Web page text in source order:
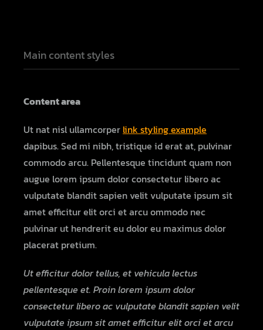
Main content styles
Content area
Ut nat nisl ullamcorper link styling example
dapibus. Sed mi nibh, tristique id erat at, pulvinar
commodo arcu. Pellentesque tincidunt quam non
augue lorem ipsum dolor consectetur libero ac
vulputate blandit sapien velit vulputate ipsum sit
amet efficitur elit orci et arcu ommodo nec
pulvinar ut hendrerit eu dolor eu maximus dolor
placerat pretium.
Ut efficitur dolor tellus, et vehicula lectus
pellentesque et. Proin lorem ipsum dolor
consectetur libero ac vulputate blandit sapien velit
vulputate ipsum sit amet efficitur elit orci et arcu